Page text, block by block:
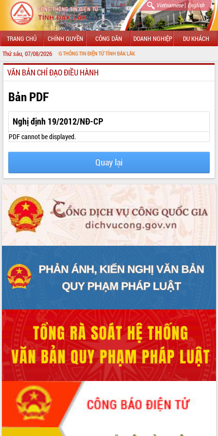
Vietnamese| English
TRANG CHỦ CHÍNH QUYỀN CÔNG DÂN DOANH NGHIỆP DU KHÁCH
Thứ sáu, 07/08/2026
ĐẾN VỚI CỔNG THÔNG TIN ĐIỆN TỬ TỈNH ĐẮK LẮK
GIỚI THIỆU
LÃNH ĐẠO UBND TỈNH
TIN TỨC SỰ KIỆN
SỞ, BAN, NGÀNH
UBND CÁC XÃ, PHƯỜNG
THÔNG TIN CHỈ ĐẠO ĐIỀU HÀNH
VĂN BẢN HĐND TỈNH
ĐIỂM TIN VĂN BẢN
VĂN BẢN CHỈ ĐẠO ĐIỀU HÀNH
Bản PDF
Nghị định 19/2012/NĐ-CP
PDF cannot be displayed.
Quay lại